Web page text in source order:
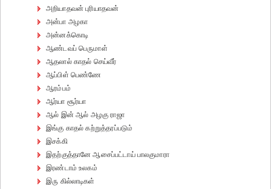
அறியாதவன் புரியாதவன்
அன்பா அழகா
அன்னக்கொடி
ஆண்டவப் பெருமாள்
ஆதலால் காதல் செய்வீர்
ஆப்பிள் பெண்ணே
ஆரம்பம்
ஆர்யா சூர்யா
ஆல் இன் ஆல் அழகு ராஜா
இங்கு காதல் கற்றுத்தரப்படும்
இசக்கி
இதற்குத்தானே ஆசைப்பட்டாய் பாலகுமாரா
இரண்டாம் உலகம்
இரு கில்லாடிகள்